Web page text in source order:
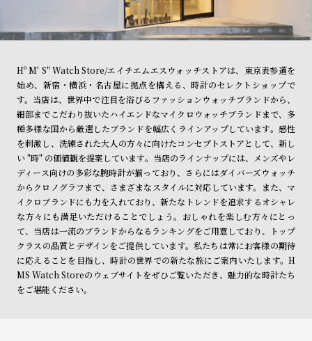
Hº M' S" Watch Store/エイチエムエスウォッチストアは、東京表参道を
始め、新宿・横浜・名古屋に拠点を構える、時計のセレクトショップで
す。当店は、世界中で注目を浴びるファッションウォッチブランドから、
細部までこだわり抜いたハイエンドなマイクロウォッチブランドまで、多
種多様な国から厳選したブランドを幅広くラインアップしています。感性
を刺激し、洗練された大人の方々に向けたコンセプトストアとして、新し
い "時" の価値観を提案しています。当店のラインナップには、メンズやレ
ディース向けの多彩な腕時計が揃っており、さらにはダイバーズウォッチ
からクロノグラフまで、さまざまなスタイルに対応しています。また、マ
イクロブランドにも力を入れており、新たなトレンドを追求するオシャレ
な方々にも満足いただけることでしょう。おしゃれを楽しむ方々にとっ
て、当店は一流のブランドからなるランキングをご用意しており、トップ
クラスの品質とデザインをご提供しています。私たちは常にお客様の期待
に応えることを目指し、時計の世界での新たな旅にご案内いたします。H
MS Watch Storeのウェブサイトをぜひご覧いただき、魅力的な時計たち
をご堪能ください。